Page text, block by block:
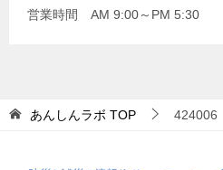
営業時間 AM 9:00～PM 5:30
あんしんラボ TOP 424006